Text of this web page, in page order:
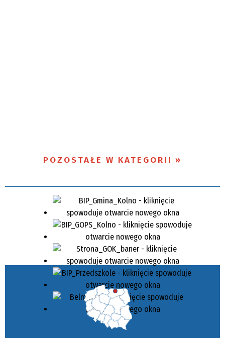
POZOSTAŁE W KATEGORII